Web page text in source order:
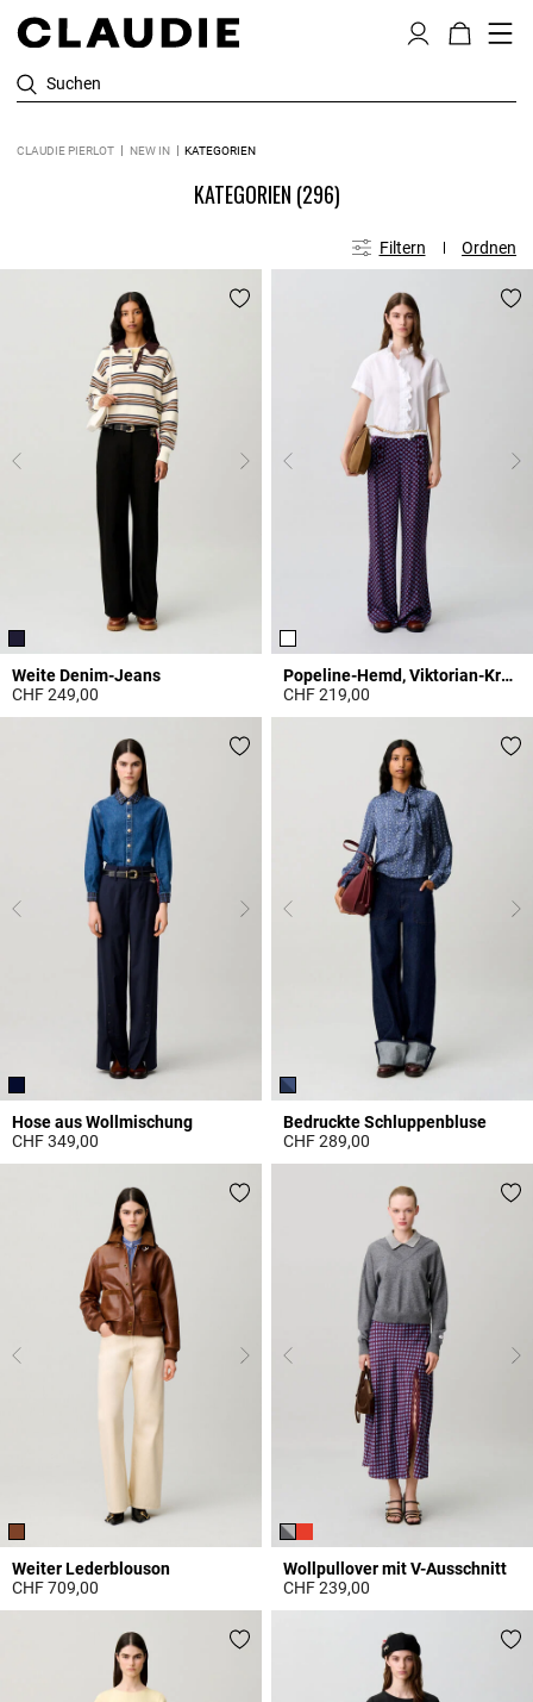
Suchen
CLAUDIE PIERLOT NEW IN KATEGORIEN
KATEGORIEN (296)
Filtern Ordnen
Weite Denim-Jeans
CHF 249,00
Popeline-Hemd, Viktorian-Kragen
CHF 219,00
Hose aus Wollmischung
CHF 349,00
Bedruckte Schluppenbluse
CHF 289,00
Weiter Lederblouson
CHF 709,00
4.3 out of 5 Customer Rating
Wollpullover mit V-Ausschnitt
CHF 239,00
4 out of 5 Customer Rating